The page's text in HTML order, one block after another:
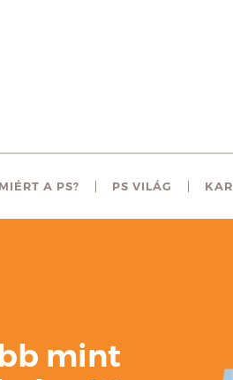
MIÉRT A PS? PS VILÁG
mint